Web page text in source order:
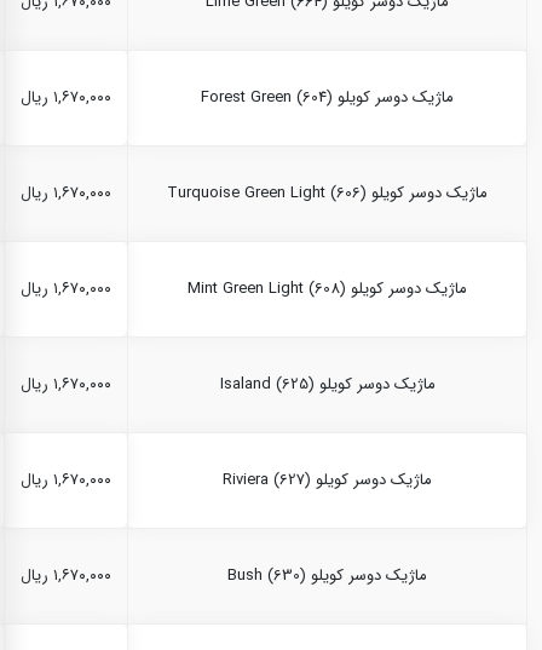
ماژیک دوسر کویلو Forest Green (604) ۱,۶۷۰,۰۰۰ ریال
ماژیک دوسر کویلو Turquoise Green Light (606) ۱,۶۷۰,۰۰۰ ریال
ماژیک دوسر کویلو Mint Green Light (608) ۱,۶۷۰,۰۰۰ ریال
ماژیک دوسر کویلو Isaland (625) ۱,۶۷۰,۰۰۰ ریال
ماژیک دوسر کویلو Riviera (627) ۱,۶۷۰,۰۰۰ ریال
ماژیک دوسر کویلو Bush (630) ۱,۶۷۰,۰۰۰ ریال